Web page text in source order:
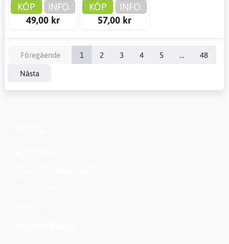
KÖP
INFO.
49,00 kr
KÖP
INFO.
57,00 kr
Föregående 1 2 3 4 5 ... 48
Nästa